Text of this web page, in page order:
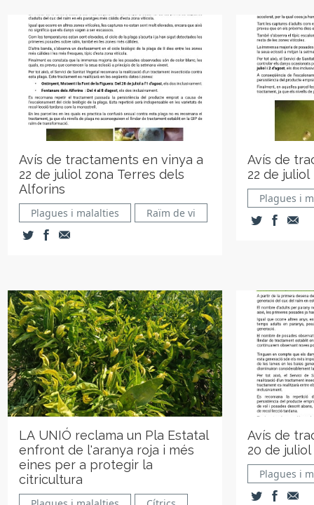
Avís de tractaments en vinya a
22 de juliol zona Terres dels
Alforins
Plagues i malalties Raïm de vi
Avís de
22 de
Plagues i
LA UNIÓ reclama un Pla Estatal
enfront de l'aranya roja i més
eines per a protegir la
citricultura
Avís de
20 de juliol
Plagues i